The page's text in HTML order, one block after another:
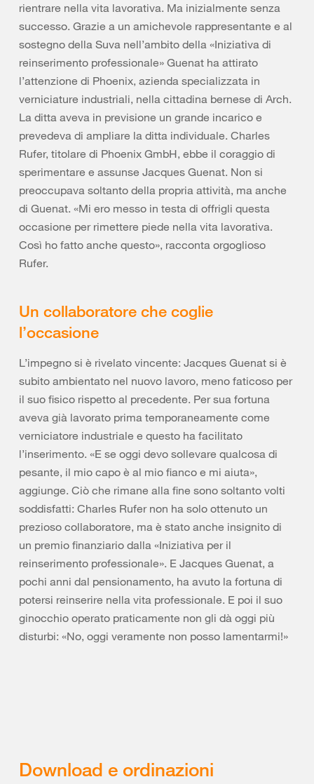
rientrare nella vita lavorativa. Ma inizialmente senza
successo. Grazie a un amichevole rappresentante e al
sostegno della Suva nell’ambito della «Iniziativa di
reinserimento professionale» Guenat ha attirato
l’attenzione di Phoenix, azienda specializzata in
verniciature industriali, nella cittadina bernese di Arch.
La ditta aveva in previsione un grande incarico e
prevedeva di ampliare la ditta individuale. Charles
Rufer, titolare di Phoenix GmbH, ebbe il coraggio di
sperimentare e assunse Jacques Guenat. Non si
preoccupava soltanto della propria attività, ma anche
di Guenat. «Mi ero messo in testa di offrigli questa
occasione per rimettere piede nella vita lavorativa.
Così ho fatto anche questo», racconta orgoglioso
Rufer.
Un collaboratore che coglie
l’occasione
L’impegno si è rivelato vincente: Jacques Guenat si è
subito ambientato nel nuovo lavoro, meno faticoso per
il suo fisico rispetto al precedente. Per sua fortuna
aveva già lavorato prima temporaneamente come
verniciatore industriale e questo ha facilitato
l’inserimento. «E se oggi devo sollevare qualcosa di
pesante, il mio capo è al mio fianco e mi aiuta»,
aggiunge. Ciò che rimane alla fine sono soltanto volti
soddisfatti: Charles Rufer non ha solo ottenuto un
prezioso collaboratore, ma è stato anche insignito di
un premio finanziario dalla «Iniziativa per il
reinserimento professionale». E Jacques Guenat, a
pochi anni dal pensionamento, ha avuto la fortuna di
potersi reinserire nella vita professionale. E poi il suo
ginocchio operato praticamente non gli dà oggi più
disturbi: «No, oggi veramente non posso lamentarmi!»
Download e ordinazioni